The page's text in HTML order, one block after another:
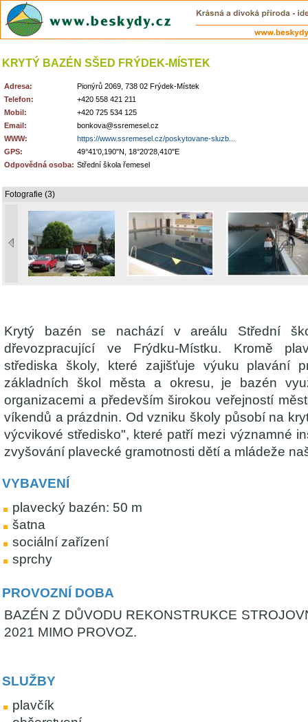
KRYTÝ BAZÉN SŠED FRÝDEK-MÍSTEK
Adresa:
Pionýrů 2069, 738 02 Frýdek-Místek
Telefon:
+420 558 421 211
Mobil:
+420 725 534 125
Email:
bonkova@ssremesel.cz
WWW:
https://www.ssremesel.cz/poskytovane-sluzb...
GPS:
49°41'0,190"N, 18°20'28,410"E
Odpovědná osoba: Střední škola řemesel
Fotografie (3)
Krytý bazén se nachází v areálu Střední
dřevozpracující ve Frýdku-Místku. Kromě
střediska školy, které zajišťuje výuku plavání
základních škol města a okresu, je bazén
organizacemi a především širokou veřejností
víkendů a prázdnin. Od vzniku školy působí na
výcvikové středisko", které patří mezi významné
zvyšování plavecké gramotnosti dětí a mládeže
VYBAVENÍ
plavecký bazén: 50 m
šatna
sociální zařízení
sprchy
PROVOZNÍ DOBA
BAZÉN Z DŮVODU REKONSTRUKCE
2021 MIMO PROVOZ.
SLUŽBY
plavčík